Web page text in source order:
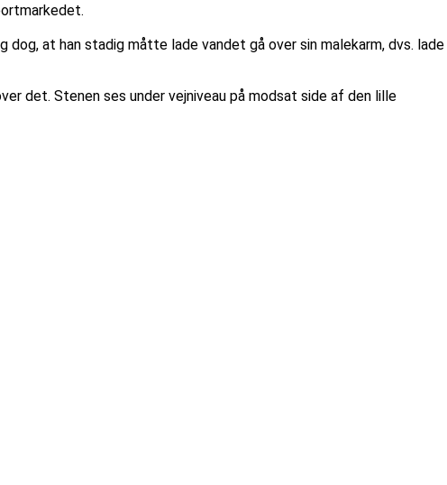
at han stadig måtte lade vandet gå over sin malekarm, dvs. lade
det. Stenen ses under vejniveau på modsat side af den lille